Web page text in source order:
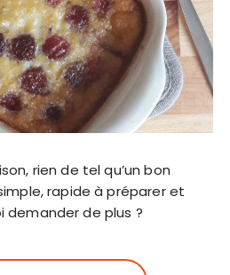
rien de tel qu’un bon
rapide à préparer et
demander de plus ?